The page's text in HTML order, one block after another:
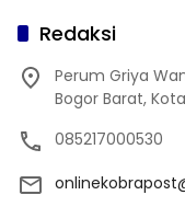
Redaksi
Perum Griya
Bogor Barat,
085217000530